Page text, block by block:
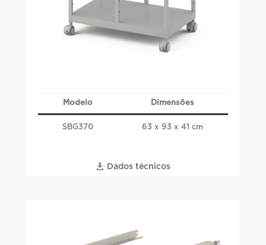
Modelo Dimensões
SBG370 63 x 93 x 41 cm
Dados técnicos